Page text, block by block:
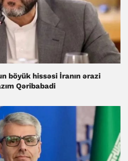
böyük hissəsi İranın ərazi
Qəribabadi